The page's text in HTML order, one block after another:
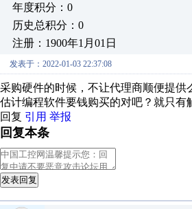
年度积分：0
历史总积分：0
注册：1900年1月01日
发表于：2022-01-03 22:37:08
采购硬件的时候，不让代理商顺便提供
估计编程软件要钱购买的对吧？就只
回复 引用 举报
回复本条
发表回复